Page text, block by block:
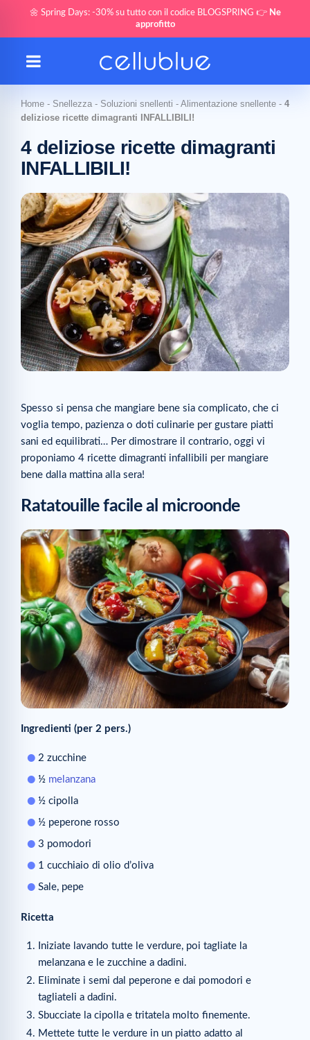
🌼 Spring Days: -30% su tutto con il codice BLOGSPRING 👉 Ne
approfitto
Home - Snellezza - Soluzioni snellenti - Alimentazione snellente - 4
deliziose ricette dimagranti INFALLIBILI!
4 deliziose ricette dimagranti
INFALLIBILI!
Spesso si pensa che mangiare bene sia complicato, che ci
voglia tempo, pazienza o doti culinarie per gustare piatti
sani ed equilibrati… Per dimostrare il contrario, oggi vi
proponiamo 4 ricette dimagranti infallibili per mangiare
bene dalla mattina alla sera!
Ratatouille facile al microonde
Ingredienti (per 2 pers.)
2 zucchine
½ melanzana
½ cipolla
½ peperone rosso
3 pomodori
1 cucchiaio di olio d’oliva
Sale, pepe
Ricetta
Iniziate lavando tutte le verdure, poi tagliate la
melanzana e le zucchine a dadini.
Eliminate i semi dal peperone e dai pomodori e
tagliateli a dadini.
Sbucciate la cipolla e tritatela molto finemente.
Mettete tutte le verdure in un piatto adatto al